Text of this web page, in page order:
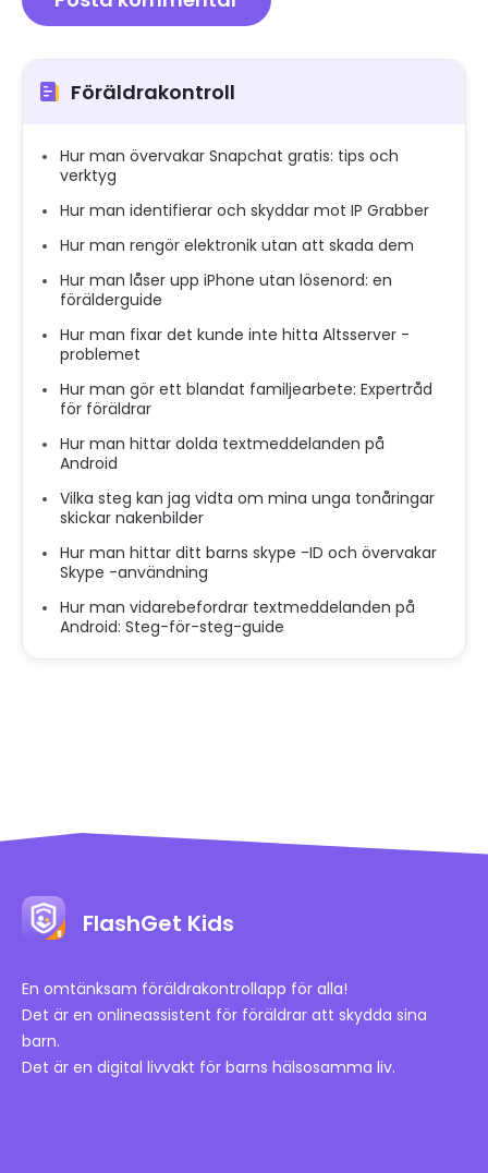
Föräldrakontroll
Hur man övervakar Snapchat gratis: tips och
verktyg
Hur man identifierar och skyddar mot IP Grabber
Hur man rengör elektronik utan att skada dem
Hur man låser upp iPhone utan lösenord: en
förälderguide
Hur man fixar det kunde inte hitta Altsserver -
problemet
Hur man gör ett blandat familjearbete: Expertråd
för föräldrar
Hur man hittar dolda textmeddelanden på
Android
Vilka steg kan jag vidta om mina unga tonåringar
skickar nakenbilder
Hur man hittar ditt barns skype -ID och övervakar
Skype -användning
Hur man vidarebefordrar textmeddelanden på
Android: Steg-för-steg-guide
FlashGet Kids
En omtänksam föräldrakontrollapp för alla!
Det är en onlineassistent för föräldrar att skydda sina
barn.
Det är en digital livvakt för barns hälsosamma liv.